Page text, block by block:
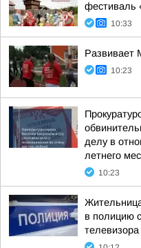
фестиваль
10:33
Развивает
10:23
делу в
летнего
10:23
в полицию